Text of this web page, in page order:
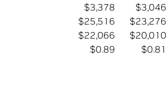
$3,378 $3,046
$25,516 $23,276
$22,066 $20,010
$0.89 $0.81